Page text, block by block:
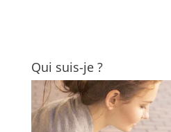
Qui suis-je ?